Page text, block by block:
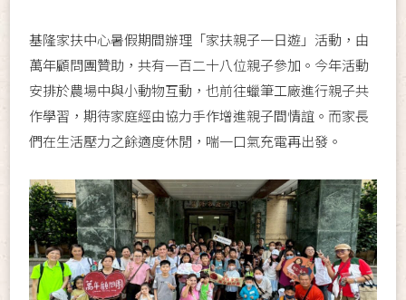
基隆家扶中心暑假期間辦理「家扶親子一日遊」活動，由
萬年顧問團贊助，共有一百二十八位親子參加。今年活動
安排於農場中與小動物互動，也前往蠟筆工廠進行親子共
作學習，期待家庭經由協力手作增進親子間情誼。而家長
們在生活壓力之餘適度休閒，喘一口氣充電再出發。